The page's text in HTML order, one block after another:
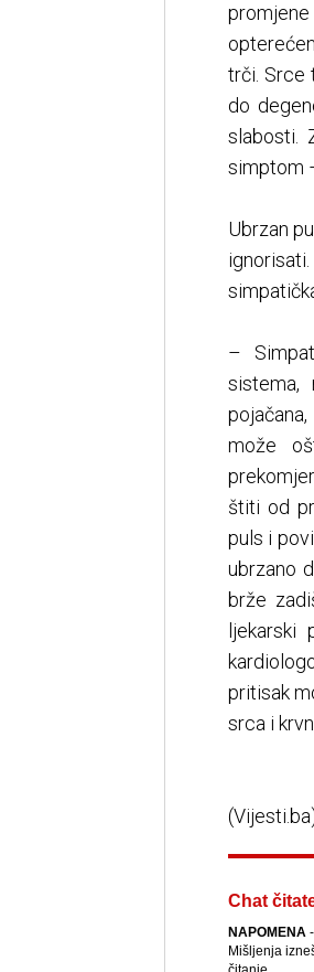
trči. Srce
do
slabosti.
simptom
Ubrzan
–
može
štiti od
puls i
ubrzano
brže
pritisak
srca i
Chat
NAPOMENA-
Mišljenja